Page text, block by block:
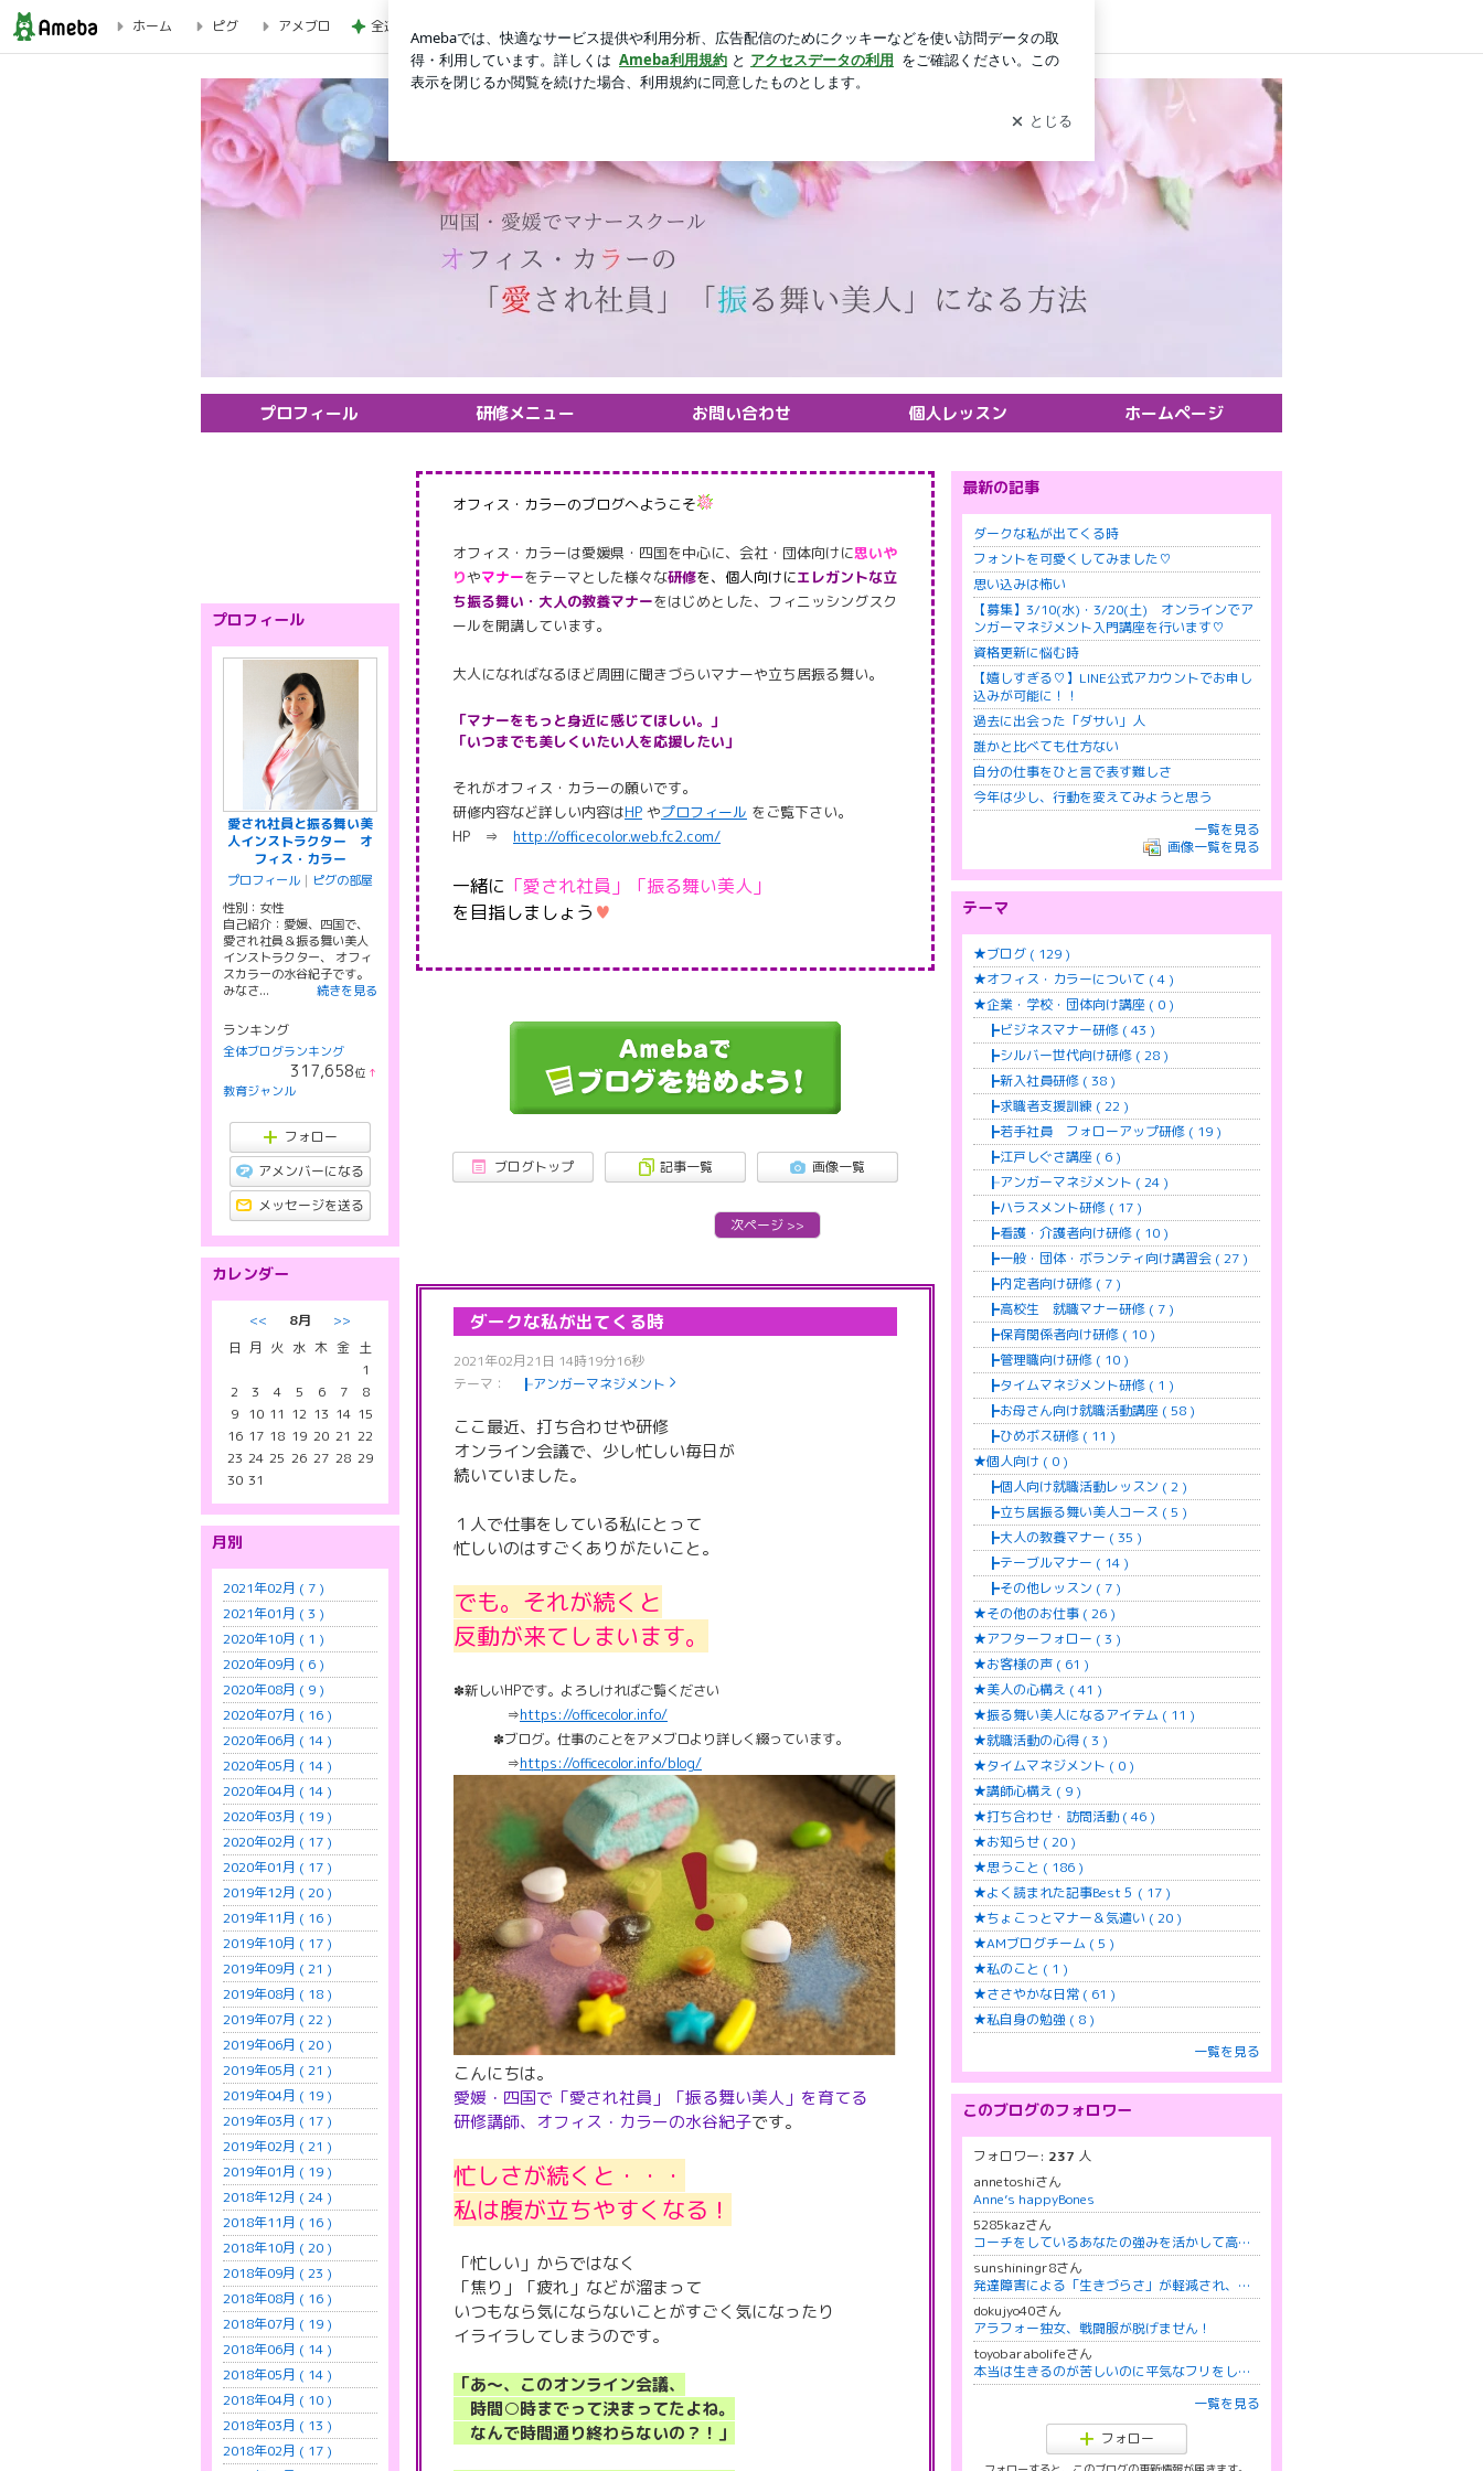
愛媛・四国で愛され社員を目指す研修＆振る舞い美人になるレッスン❤研修講師 オフィス・カラー 水谷紀子
ホーム ピグ アメブロ 全速力で生きたいこれからの10年 ログイン
オフィス・カラーのブログへようこそ
オフィス・カラーは愛媛県・四国を中心に、会社・団体向けに思いや
りやマナーをテーマとした様々な研修を、個人向けにエレガントな立
ち振る舞い・大人の教養マナーをはじめとした、フィニッシングスク
ールを開講しています。
大人になればなるほど周囲に聞きづらいマナーや立ち居振る舞い。
「マナーをもっと身近に感じてほしい。」
「いつまでも美しくいたい人を応援したい」
それがオフィス・カラーの願いです。
研修内容など詳しい内容はHP やプロフィール をご覧下さい。
HP ⇒ http://officecolor.web.fc2.com/
一緒に 「愛され社員」「振る舞い美人」
を目指しましょう ♥
ブログトップ 記事一覧 画像一覧
次ページ >>
ダークな私が出てくる時
2021年02月21日 14時19分16秒
テーマ：
┠アンガーマネジメント
ここ最近、打ち合わせや研修
オンライン会議で、少し忙しい毎日が
続いていました。
１人で仕事をしている私にとって
忙しいのはすごくありがたいこと。
でも。それが続くと
反動が来てしまいます。
✽新しいHPです。よろしければご覧ください
⇒https://officecolor.info/
✽ブログ。仕事のことをアメブロより詳しく綴っています。
⇒https://officecolor.info/blog/
こんにちは。
愛媛・四国で「愛され社員」「振る舞い美人」を育てる
研修講師、 オフィス・カラーの水谷紀子です。
忙しさが続くと・・・
私は腹が立ちやすくなる！
「忙しい」からではなく
「焦り」「疲れ」などが溜まって
いつもなら気にならないことがすごく気になったり
イライラしてしまうのです。
「あ～、このオンライン会議、
時間○時までって決まってたよね。
なんで時間通り終わらないの？！」
最新の記事
ダークな私が出てくる時
フォントを可愛くしてみました♡
思い込みは怖い
【募集】3/10(水)・3/20(土) オンラインでア
ンガーマネジメント入門講座を行います♡
資格更新に悩む時
【嬉しすぎる♡】LINE公式アカウントでお申し
込みが可能に！！
過去に出会った「ダサい」人
誰かと比べても仕方ない
自分の仕事をひと言で表す難しさ
今年は少し、行動を変えてみようと思う
一覧を見る
画像一覧を見る
テーマ
★ブログ ( 129 )
★オフィス・カラーについて ( 4 )
★企業・学校・団体向け講座 ( 0 )
┣ビジネスマナー研修 ( 43 )
┣シルバー世代向け研修 ( 28 )
┣新入社員研修 ( 38 )
┣求職者支援訓練 ( 22 )
┣若手社員 フォローアップ研修 ( 19 )
┣江戸しぐさ講座 ( 6 )
┠アンガーマネジメント ( 24 )
┣ハラスメント研修 ( 17 )
┣看護・介護者向け研修 ( 10 )
┣一般・団体・ボランティ向け講習会 ( 27 )
┣内定者向け研修 ( 7 )
┣高校生 就職マナー研修 ( 7 )
┣保育関係者向け研修 ( 10 )
┣管理職向け研修 ( 10 )
┣タイムマネジメント研修 ( 1 )
┣お母さん向け就職活動講座 ( 58 )
┣ひめボス研修 ( 11 )
★個人向け ( 0 )
┣個人向け就職活動レッスン ( 2 )
┣立ち居振る舞い美人コース ( 5 )
┣大人の教養マナー ( 35 )
┣テーブルマナー ( 14 )
┣その他レッスン ( 7 )
★その他のお仕事 ( 26 )
★アフターフォロー ( 3 )
★お客様の声 ( 61 )
★美人の心構え ( 41 )
★振る舞い美人になるアイテム ( 11 )
★就職活動の心得 ( 3 )
★タイムマネジメント ( 0 )
★講師心構え ( 9 )
★打ち合わせ・訪問活動 ( 46 )
★お知らせ ( 20 )
★思うこと ( 186 )
★よく読まれた記事Best５ ( 17 )
★ちょこっとマナー＆気遣い ( 20 )
★AMブログチーム ( 5 )
★私のこと ( 1 )
★ささやかな日常 ( 61 )
★私自身の勉強 ( 8 )
一覧を見る
このブログのフォロワー
フォロワー: 237 人
annetoshiさん
Anne’s happyBones
5285kazさん
コーチをしているあなたの強みを活かして高額(10万円～)商品を作りませんか？
sunshiningr8さん
発達障害による「生きづらさ」が軽減され、自分らしく自信を持って生きる方法
dokujyo40さん
アラフォー独女、戦闘服が脱げません！
toyobarabolifeさん
本当は生きるのが苦しいのに平気なフリをしているあなたが心の底から笑って自分を生きるセルfullリスペクト✨
一覧を見る
フォロー
プロフィール 研修メニュー お問い合わせ 個人レッスン ホームページ
プロフィール
愛され社員と振る舞い美
人インストラクター オ
フィス・カラー
プロフィール ｜ ピグの部屋
性別： 女性
自己紹介：愛媛、四国で、
愛され社員＆振る舞い美人
インストラクター、 オフィ
スカラーの水谷紀子です。
みなさ...
続きを見る
ランキング
全体ブログランキング
317,658位 ↑
教育ジャンル
フォロー
アメンバーになる
メッセージを送る
カレンダー
<< 8月
>>
日 月 火 水 木 金 土
1
2
3 4 5 6 7
8
9 10 11 12 13 14 15
16 17 18 19 20 21 22
23 24 25 26 27 28 29
30 31
月別
2021年02月 ( 7 )
2021年01月 ( 3 )
2020年10月 ( 1 )
2020年09月 ( 6 )
2020年08月 ( 9 )
2020年07月 ( 16 )
2020年06月 ( 14 )
2020年05月 ( 14 )
2020年04月 ( 14 )
2020年03月 ( 19 )
2020年02月 ( 17 )
2020年01月 ( 17 )
2019年12月 ( 20 )
2019年11月 ( 16 )
2019年10月 ( 17 )
2019年09月 ( 21 )
2019年08月 ( 18 )
2019年07月 ( 22 )
2019年06月 ( 20 )
2019年05月 ( 21 )
2019年04月 ( 19 )
2019年03月 ( 17 )
2019年02月 ( 21 )
2019年01月 ( 19 )
2018年12月 ( 24 )
2018年11月 ( 16 )
2018年10月 ( 20 )
2018年09月 ( 23 )
2018年08月 ( 16 )
2018年07月 ( 19 )
2018年06月 ( 14 )
2018年05月 ( 14 )
2018年04月 ( 10 )
2018年03月 ( 13 )
2018年02月 ( 17 )